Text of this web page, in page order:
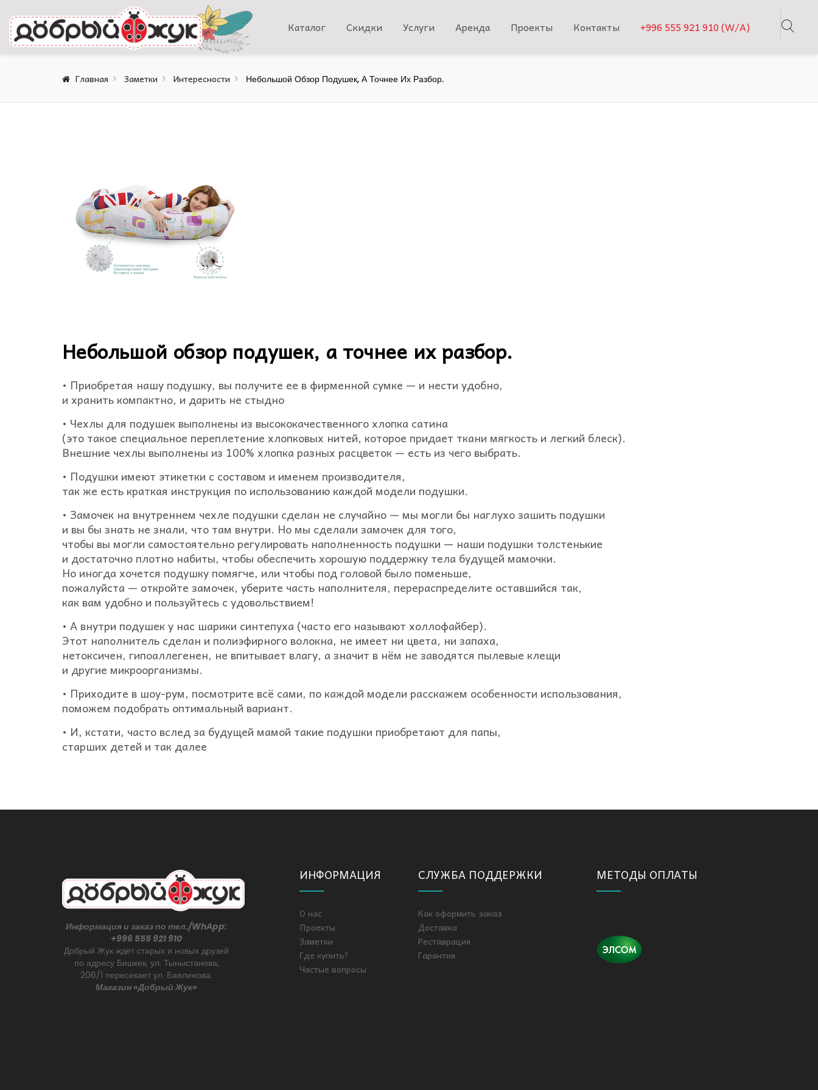
Каталог Скидки Услуги Аренда Проекты Контакты +996 555 921 910 (W/A)
Главная Заметки Интересности Небольшой Обзор Подушек, А Точнее Их Разбор.
Небольшой обзор подушек, а точнее их разбор.
• Приобретая нашу подушку, вы получите ее в фирменной сумке — и нести удобно,
и хранить компактно, и дарить не стыдно
• Чехлы для подушек выполнены из высококачественного хлопка сатина
(это такое специальное переплетение хлопковых нитей, которое придает ткани мягкость и легкий блеск).
Внешние чехлы выполнены из 100% хлопка разных расцветок — есть из чего выбрать.
• Подушки имеют этикетки с составом и именем производителя,
так же есть краткая инструкция по использованию каждой модели подушки.
• Замочек на внутреннем чехле подушки сделан не случайно — мы могли бы наглухо зашить подушки
и вы бы знать не знали, что там внутри. Но мы сделали замочек для того,
чтобы вы могли самостоятельно регулировать наполненность подушки — наши подушки толстенькие
и достаточно плотно набиты, чтобы обеспечить хорошую поддержку тела будущей мамочки.
Но иногда хочется подушку помягче, или чтобы под головой было поменьше,
пожалуйста — откройте замочек, уберите часть наполнителя, перераспределите оставшийся так,
как вам удобно и пользуйтесь с удовольствием!
• А внутри подушек у нас шарики синтепуха (часто его называют холлофайбер).
Этот наполнитель сделан и полиэфирного волокна, не имеет ни цвета, ни запаха,
нетоксичен, гипоаллегенен, не впитывает влагу, а значит в нём не заводятся пылевые клещи
и другие микроорганизмы.
• Приходите в шоу-рум, посмотрите всё сами, по каждой модели расскажем особенности использования,
поможем подобрать оптимальный вариант.
• И, кстати, часто вслед за будущей мамой такие подушки приобретают для папы,
старших детей и так далее
Информация и заказ по тел./WhApp:
+996 555 921 910
Добрый Жук ждёт старых и новых друзей
по адресу Бишкек, ул. Тыныстанова,
206/1 пересекает ул. Баялинова.
Магазин «Добрый Жук»
ИНФОРМАЦИЯ
О нас
Проекты
Заметки
Где купить?
Частые вопросы
СЛУЖБА ПОДДЕРЖКИ
Как оформить заказ
Доставка
Реставрация
Гарантия
МЕТОДЫ ОПЛАТЫ